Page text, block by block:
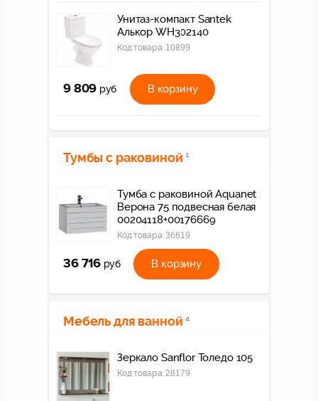
Унитаз-компакт Santek
Алькор WH302140
Код товара: 10899
9 809 руб В корзину
Тумбы с раковиной 1
Тумба с раковиной Aquanet
Верона 75 подвесная белая
00204118+00176669
Код товара:36619
36 716 руб В корзину
Мебель для ванной 4
Зеркало Sanflor Толедо 105
Код товара:28179